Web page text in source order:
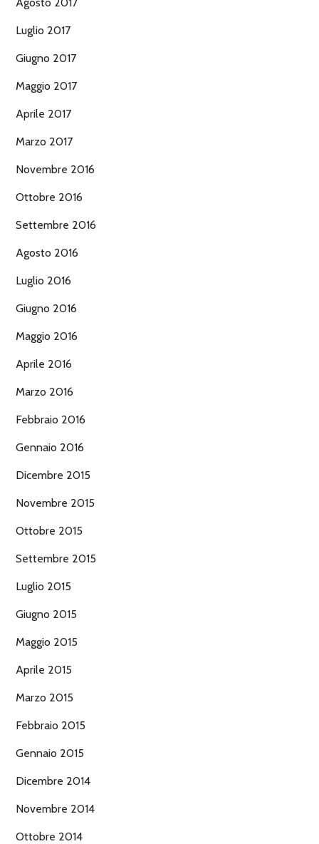
Luglio 2017
Giugno 2017
Maggio 2017
Aprile 2017
Marzo 2017
Novembre 2016
Ottobre 2016
Settembre 2016
Agosto 2016
Luglio 2016
Giugno 2016
Maggio 2016
Aprile 2016
Marzo 2016
Febbraio 2016
Gennaio 2016
Dicembre 2015
Novembre 2015
Ottobre 2015
Settembre 2015
Luglio 2015
Giugno 2015
Maggio 2015
Aprile 2015
Marzo 2015
Febbraio 2015
Gennaio 2015
Dicembre 2014
Novembre 2014
Ottobre 2014